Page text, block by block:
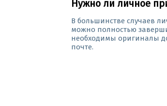
Нужно ли личное
В большинстве случаев
можно полностью
необходимы оригиналы
почте.